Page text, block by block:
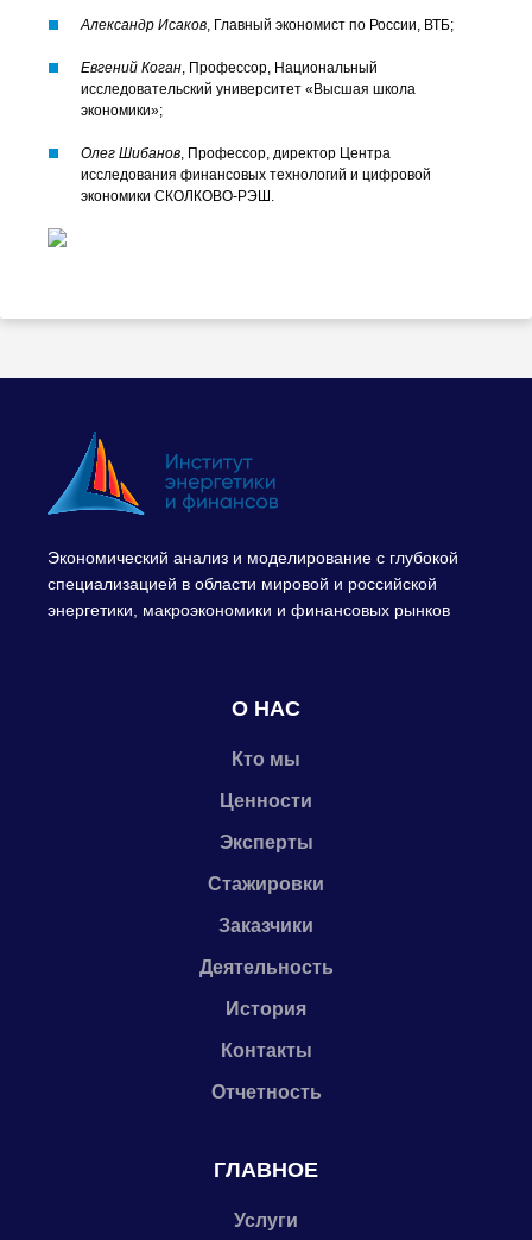
Александр Исаков, Главный экономист по России, ВТБ;
Евгений Коган, Профессор, Национальный
исследовательский университет «Высшая школа
экономики»;
Олег Шибанов, Профессор, директор Центра
исследования финансовых технологий и цифровой
экономики СКОЛКОВО-РЭШ.
Экономический анализ и моделирование с глубокой
специализацией в области мировой и российской
энергетики, макроэкономики и финансовых рынков
О НАС
Кто мы
Ценности
Эксперты
Стажировки
Заказчики
Деятельность
История
Контакты
Отчетность
ГЛАВНОЕ
Услуги